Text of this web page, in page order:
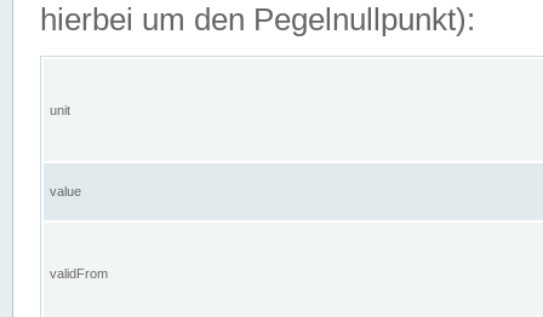
hierbei um den Pegelnullpunkt):
unit
value
validFrom